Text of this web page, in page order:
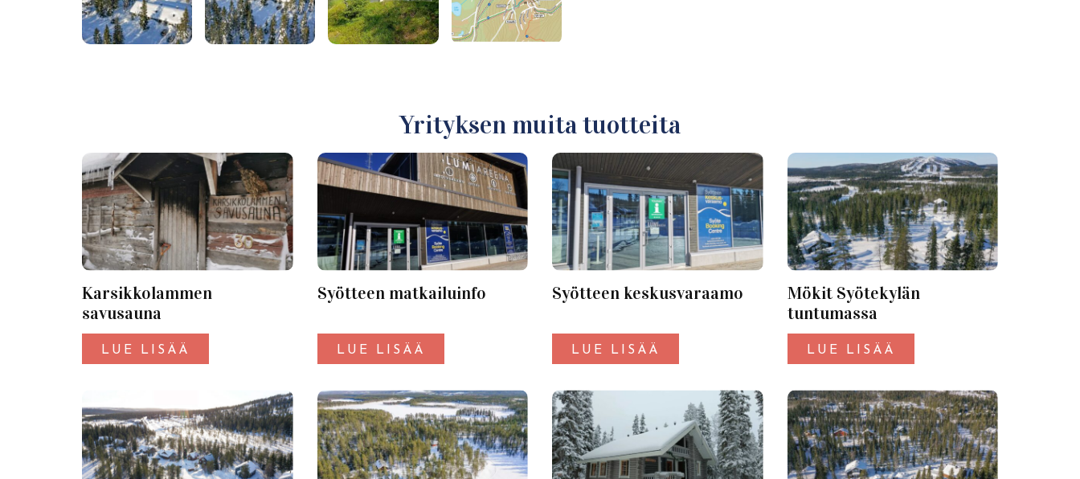
Yrityksen muita tuotteita
Karsikkolammen
savusauna
LUE LISÄÄ
Syötteen matkailuinfo
LUE LISÄÄ
Syötteen keskusvaraamo
LUE LISÄÄ
Mökit Syötekylän
tuntumassa
LUE LISÄÄ